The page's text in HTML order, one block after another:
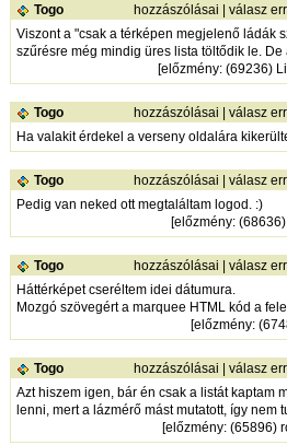
Togo hozzászólásai |válasz
Viszont a "csak a térképen megjelenő ládák
szűrésre még mindig üres lista töltődik le.
[előzmény: (69236)
Togo hozzászólásai |válasz
Ha valakit érdekel a verseny oldalára
Togo hozzászólásai |válasz
Pedig van neked ott megtaláltam logod. :)
[előzmény:
Togo hozzászólásai |válasz
Háttérképet cseréltem idei dátumura.
Mozgó szövegért a marquee HTML kód a
[előzmény:
Togo hozzászólásai |válasz
Azt hiszem igen, bár én csak a listát kaptam
lenni, mert a lázmérő mást mutatott, így nem
[előzmény: (65896)